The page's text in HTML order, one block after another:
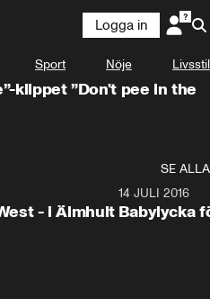
Logga in
Sport Nöje Livsstil
klippet ”Don't pee in the
SE ALLA
- i Älmhult
14 JULI 2016
Babylycka